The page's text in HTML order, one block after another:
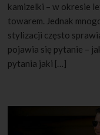
kamizelki – w okresie
towarem. Jednak
stylizacji często
pojawia się pytanie –
pytania jaki […]